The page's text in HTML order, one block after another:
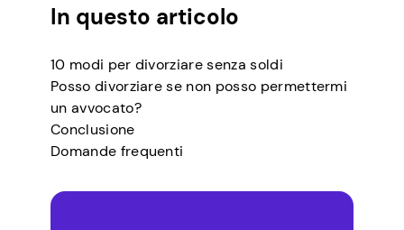
In questo articolo
10 modi per divorziare senza soldi
Posso divorziare se non posso permettermi
un avvocato?
Conclusione
Domande frequenti